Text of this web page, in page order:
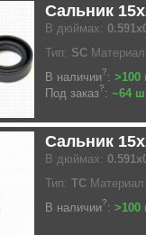
Сальник
В дюймах:
Тип: SC Материал:
В наличии?: >100
Под заказ?: ~64
Сальник
В дюймах:
Тип: TC Материал:
В наличии?: >100